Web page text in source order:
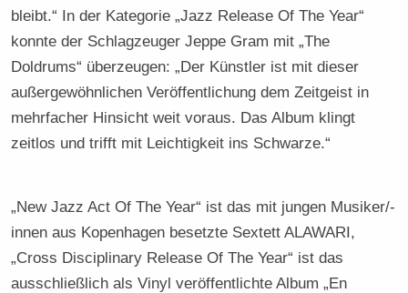
bleibt.“ In der Kategorie „Jazz Release Of The Year“
konnte der Schlagzeuger Jeppe Gram mit „The
Doldrums“ überzeugen: „Der Künstler ist mit dieser
außergewöhnlichen Veröffentlichung dem Zeitgeist in
mehrfacher Hinsicht weit voraus. Das Album klingt
zeitlos und trifft mit Leichtigkeit ins Schwarze.“
„New Jazz Act Of The Year“ ist das mit jungen Musiker/-
innen aus Kopenhagen besetzte Sextett ALAWARI,
„Cross Disciplinary Release Of The Year“ ist das
ausschließlich als Vinyl veröffentlichte Album „En